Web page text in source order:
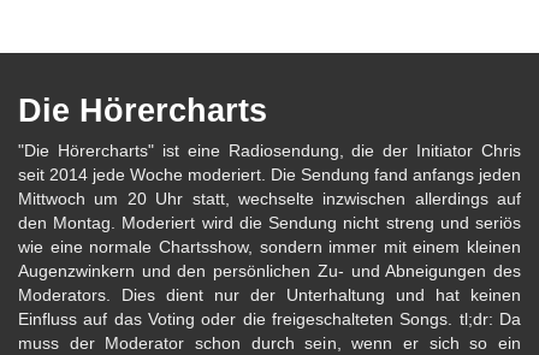
Die Hörercharts
"Die Hörercharts" ist eine Radiosendung, die der Initiator Chris
seit 2014 jede Woche moderiert. Die Sendung fand anfangs jeden
Mittwoch um 20 Uhr statt, wechselte inzwischen allerdings auf
den Montag. Moderiert wird die Sendung nicht streng und seriös
wie eine normale Chartsshow, sondern immer mit einem kleinen
Augenzwinkern und den persönlichen Zu- und Abneigungen des
Moderators. Dies dient nur der Unterhaltung und hat keinen
Einfluss auf das Voting oder die freigeschalteten Songs. tl;dr: Da
muss der Moderator schon durch sein, wenn er sich so ein